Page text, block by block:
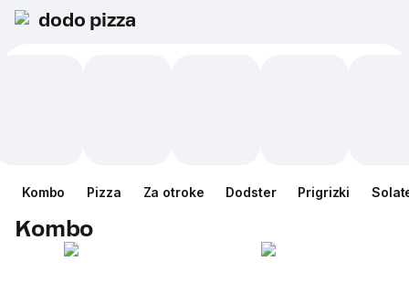
dodo pizza
Kombo Pizza Za otroke Dodster Prigrizki
Kombo